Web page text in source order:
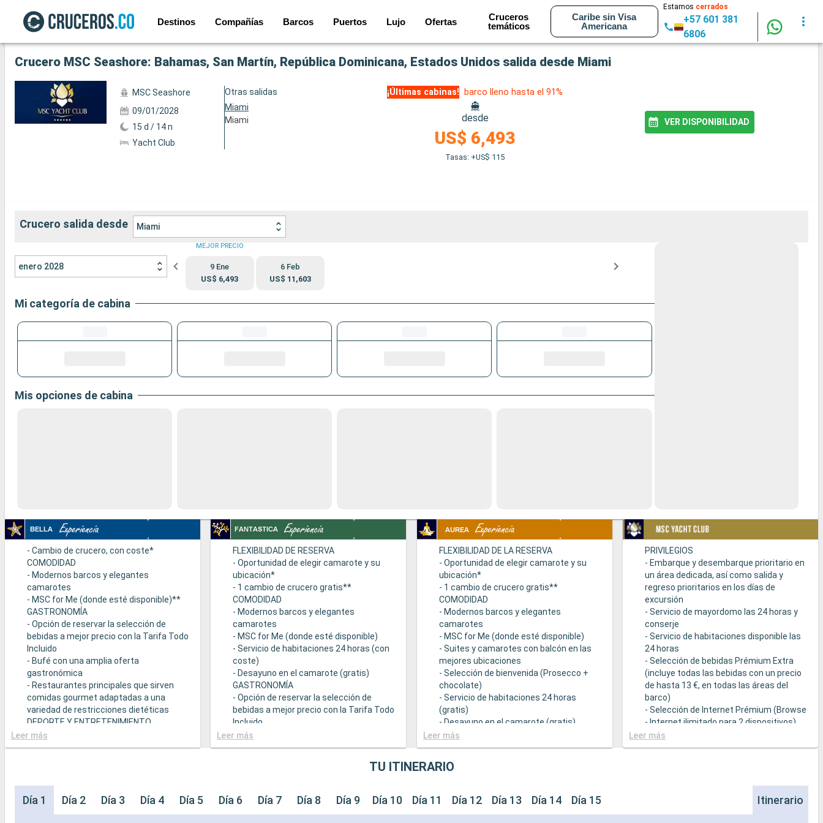
Destinos Compañías Barcos Puertos Lujo Ofertas
Cruceros
temáticos
Caribe sin Visa
Americana
Estamos cerrados
+57 601 381
6806
Ver las 54 fotos siguientes
Crucero MSC Seashore: Bahamas, San Martín, República Dominicana, Estados Unidos salida desde Miami
MSC Seashore
09/01/2028
15 d / 14 n
Yacht Club
Otras salidas
Miami
Miami
¡Últimas cabinas! barco lleno hasta el 91%
desde
US$ 6,493
Tasas: +US$ 115
VER DISPONIBILIDAD
Crucero salida desde Miami
enero 2028
MEJOR PRECIO
9 Ene
US$ 6,493
6 Feb
US$ 11,603
Mi categoría de cabina
Mis opciones de cabina
- Cambio de crucero, con coste*
COMODIDAD
- Modernos barcos y elegantes
camarotes
- MSC for Me (donde esté disponible)**
GASTRONOMÍA
- Opción de reservar la selección de
bebidas a mejor precio con la Tarifa Todo
Incluido
- Bufé con una amplia oferta
gastronómica
- Restaurantes principales que sirven
comidas gourmet adaptadas a una
variedad de restricciones dietéticas
DEPORTE Y ENTRETENIMIENTO
- Programa variado de espectáculos en el
teatro al estilo de Broadway
panorámicas
Leer más
FLEXIBILIDAD DE RESERVA
- Oportunidad de elegir camarote y su
ubicación*
- 1 cambio de crucero gratis**
COMODIDAD
- Modernos barcos y elegantes
camarotes
- MSC for Me (donde esté disponible)
- Servicio de habitaciones 24 horas (con
coste)
- Desayuno en el camarote (gratis)
GASTRONOMÍA
- Opción de reservar la selección de
bebidas a mejor precio con la Tarifa Todo
Incluido
- Bufé con una amplia oferta
gastronómica
- Posibilidad de elegir el turno de cena
Leer más
FLEXIBILIDAD DE LA RESERVA
- Oportunidad de elegir camarote y su
ubicación*
- 1 cambio de crucero gratis**
COMODIDAD
- Modernos barcos y elegantes
camarotes
- MSC for Me (donde esté disponible)
- Suites y camarotes con balcón en las
mejores ubicaciones
- Selección de bienvenida (Prosecco +
chocolate)
- Servicio de habitaciones 24 horas
(gratis)
- Desayuno en el camarote (gratis)
GASTRONOMÍA
- Opción de reservar la selección de
Incluido
gastronómica
Leer más
PRIVILEGIOS
- Embarque y desembarque prioritario en
un área dedicada, así como salida y
regreso prioritarios en los días de
excursión
- Servicio de mayordomo las 24 horas y
conserje
- Servicio de habitaciones disponible las
24 horas
- Selección de bebidas Prémium Extra
(incluye todas las bebidas con un precio
de hasta 13 €, en todas las áreas del
barco)
- Selección de Internet Prémium (Browse
- Internet ilimitado para 2 dispositivos)
- Acceso prioritario a la suite termal de
MSC Aurea Spa
- Otros detalles: servicio de empaquetar
Leer más
TU ITINERARIO
Día 1 Día 2 Día 3 Día 4 Día 5 Día 6 Día 7 Día 8 Día 9 Día 10 Día 11 Día 12 Día 13 Día 14 Día 15 Itinerario